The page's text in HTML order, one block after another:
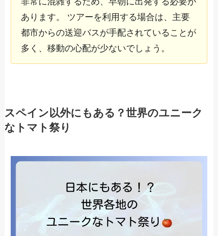
あります。 ツアーを利用する場合は、主要
都市からの送迎バスが手配されていることが
多く、移動の心配が少ないでしょう。
スペイン以外にもある？世界のユニーク
なトマト祭り